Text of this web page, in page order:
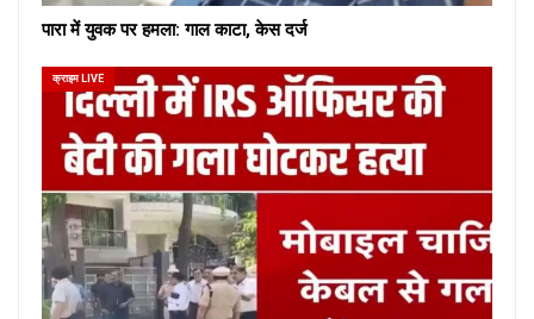
पारा में युवक पर हमला: गाल काटा, केस दर्ज
क्राइम LIVE